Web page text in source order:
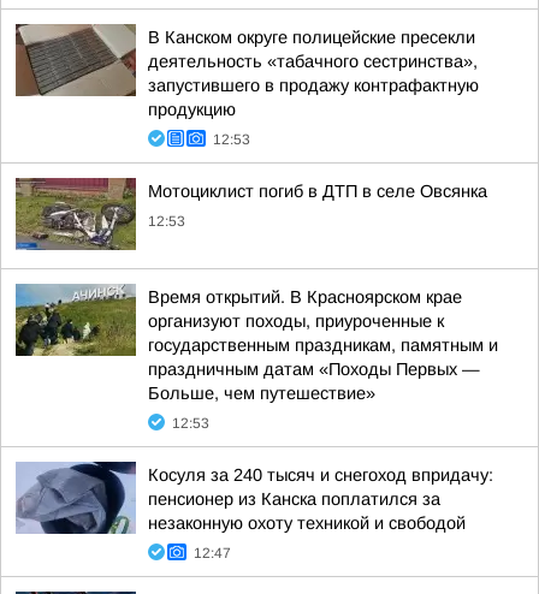
В Канском округе полицейские пресекли
деятельность «табачного сестринства»,
запустившего в продажу контрафактную
продукцию
12:53
Мотоциклист погиб в ДТП в селе Овсянка
12:53
Время открытий. В Красноярском крае
организуют походы, приуроченные к
государственным праздникам, памятным и
праздничным датам «Походы Первых —
Больше, чем путешествие»
12:53
Косуля за 240 тысяч и снегоход впридачу:
пенсионер из Канска поплатился за
незаконную охоту техникой и свободой
12:47